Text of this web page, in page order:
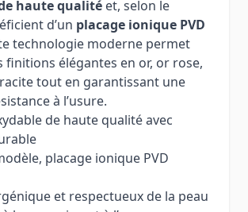
haute qualité et, selon le
d’un placage ionique PVD
technologie moderne permet
finitions élégantes en or, or rose,
tout en garantissant une
à l’usure.
de haute qualité avec
placage ionique PVD
et respectueux de la peau